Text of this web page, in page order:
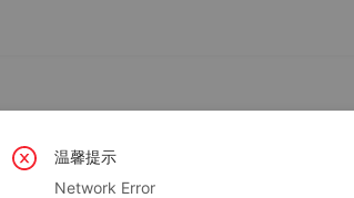
温馨提示
Network Error